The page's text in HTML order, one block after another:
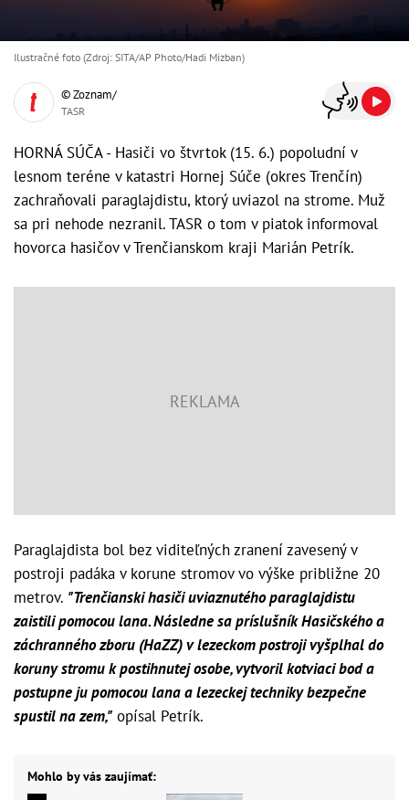
Ilustračné foto (Zdroj: SITA/AP Photo/Hadi Mizban)
© Zoznam/
TASR
HORNÁ SÚČA - Hasiči vo štvrtok (15. 6.) popoludní v
lesnom teréne v katastri Hornej Súče (okres Trenčín)
zachraňovali paraglajdistu, ktorý uviazol na strome. Muž
sa pri nehode nezranil. TASR o tom v piatok informoval
hovorca hasičov v Trenčianskom kraji Marián Petrík.
Paraglajdista bol bez viditeľných zranení zavesený v
postroji padáka v korune stromov vo výške približne 20
metrov. "Trenčianski hasiči uviaznutého paraglajdistu
zaistili pomocou lana. Následne sa príslušník Hasičského a
záchranného zboru (HaZZ) v lezeckom postroji vyšplhal do
koruny stromu k postihnutej osobe, vytvoril kotviaci bod a
postupne ju pomocou lana a lezeckej techniky bezpečne
spustil na zem," opísal Petrík.
Mohlo by vás zaujímať: